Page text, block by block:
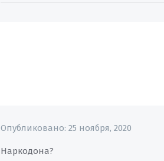
Опубликовано:25 ноября, 2020
Наркодона?